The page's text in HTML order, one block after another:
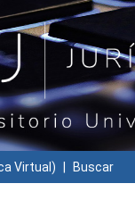
Virtual) Buscar